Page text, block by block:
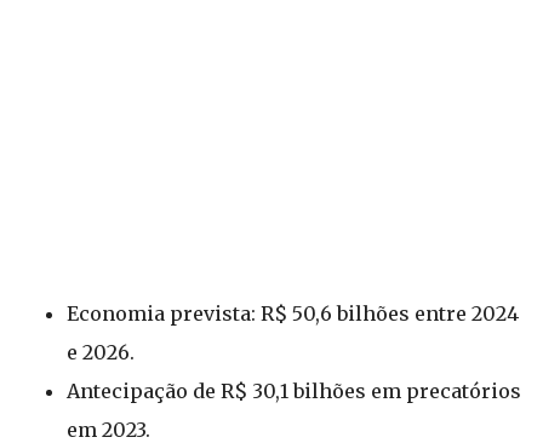
Economia prevista: R$ 50,6 bilhões entre 2024
e 2026.
Antecipação de R$ 30,1 bilhões em precatórios
em 2023.